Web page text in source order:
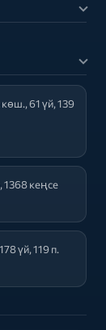
61 үй, 139
кеңсе
үй, 119 п.